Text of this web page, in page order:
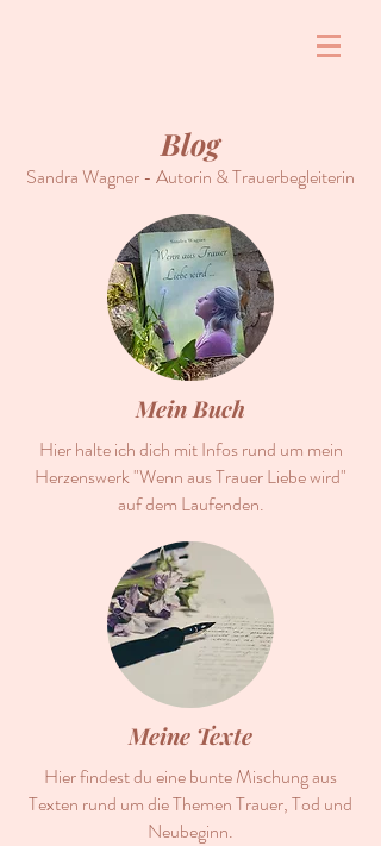
Blog
Sandra Wagner - Autorin & Trauerbegleiterin
Mein Buch
Hier halte ich dich mit Infos rund um mein
Herzenswerk "Wenn aus Trauer Liebe wird"
auf dem Laufenden.
Meine Texte
Hier findest du eine bunte Mischung aus
Texten rund um die Themen Trauer, Tod und
Neubeginn.